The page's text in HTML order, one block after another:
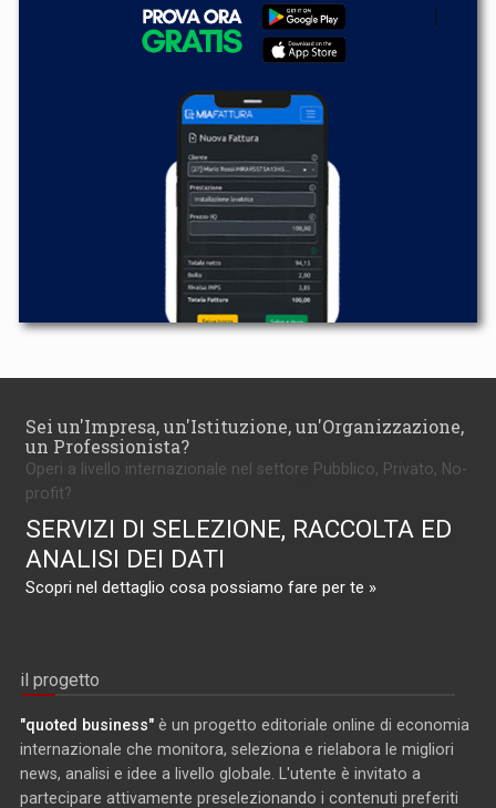
Sei un'Impresa, un'Istituzione, un'Organizzazione,
un Professionista?
Operi a livello internazionale nel settore Pubblico, Privato, No-
profit?
SERVIZI DI SELEZIONE, RACCOLTA ED
ANALISI DEI DATI
Scopri nel dettaglio cosa possiamo fare per te »
il progetto
"quoted business" è un progetto editoriale online di economia
internazionale che monitora, seleziona e rielabora le migliori
news, analisi e idee a livello globale. L'utente è invitato a
partecipare attivamente preselezionando i contenuti preferiti